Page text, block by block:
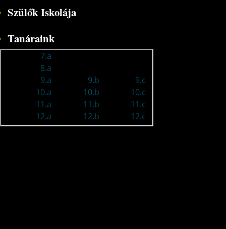
Szülők Iskolája
Tanáraink